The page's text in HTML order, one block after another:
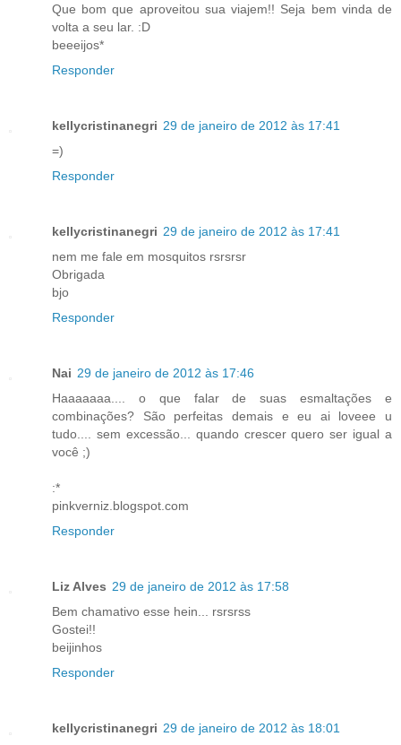
Que bom que aproveitou sua viajem!! Seja bem vinda de
volta a seu lar. :D
beeeijos*
Responder
kellycristinanegri 29 de janeiro de 2012 às 17:41
=)
Responder
kellycristinanegri 29 de janeiro de 2012 às 17:41
nem me fale em mosquitos rsrsrsr
Obrigada
bjo
Responder
Nai 29 de janeiro de 2012 às 17:46
Haaaaaaa.... o que falar de suas esmaltações e
combinações? São perfeitas demais e eu ai loveee u
tudo.... sem excessão... quando crescer quero ser igual a
você ;)
:*
pinkverniz.blogspot.com
Responder
Liz Alves 29 de janeiro de 2012 às 17:58
Bem chamativo esse hein... rsrsrss
Gostei!!
beijinhos
Responder
kellycristinanegri 29 de janeiro de 2012 às 18:01